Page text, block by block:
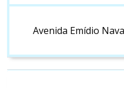
Avenida Emídio